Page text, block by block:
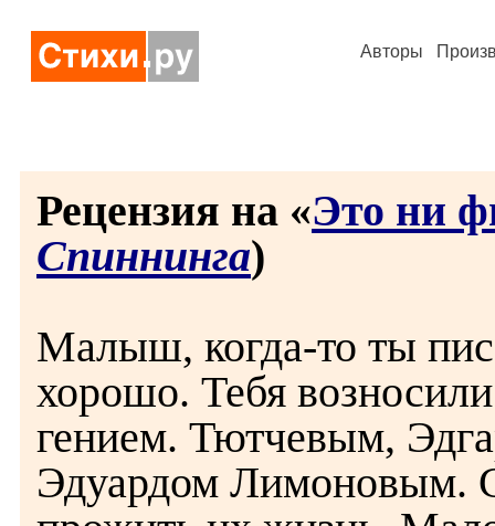
Авторы
Рецензия на «Это ни
Спиннинга)
Малыш, когда-то ты
хорошо. Тебя
гением. Тютчевым,
Эдуардом Лимоновым.